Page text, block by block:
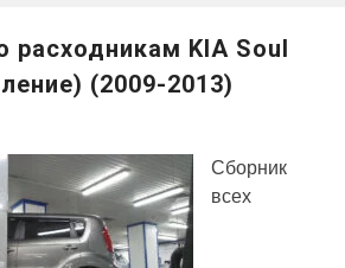
расходникам KIA Soul
(2009-2013)
Сборник
всех